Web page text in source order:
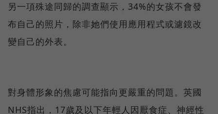
另一項殊途同歸的調查顯示，34%的女孩不會發
布自己的照片，除非她們使用應用程式或濾鏡改
變自己的外表。
對身體形象的焦慮可能指向更嚴重的問題。英國
NHS指出，17歲及以下年輕人因厭食症、神經性